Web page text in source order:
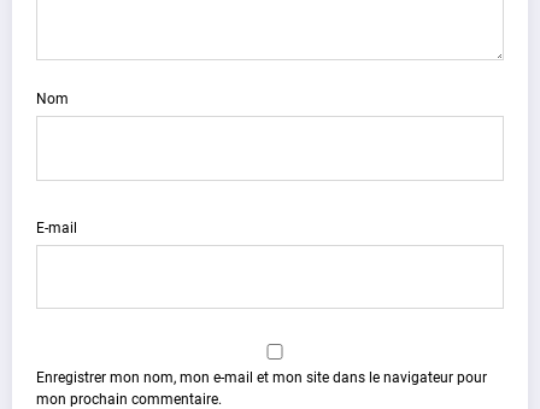
Nom
E-mail
Enregistrer mon nom, mon e-mail et mon site dans le navigateur pour
mon prochain commentaire.